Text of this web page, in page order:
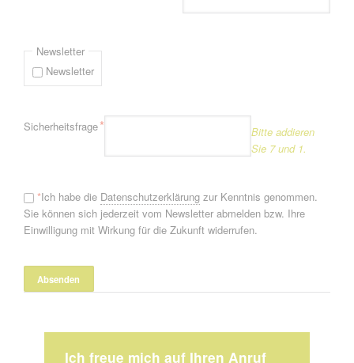
Newsletter
Newsletter
Pflichtfeld
Sicherheitsfrage*
Bitte addieren
Sie 7 und 1.
*Ich habe die Datenschutzerklärungzur Kenntnis genommen.
Sie können sich jederzeit vom Newsletter abmelden bzw. Ihre
Einwilligung mit Wirkung für die Zukunft widerrufen.
Ich freue mich auf Ihren Anruf